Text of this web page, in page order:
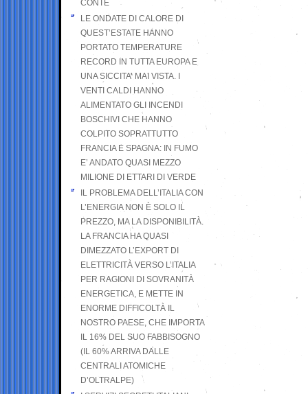
CONTE
LE ONDATE DI CALORE DI
QUEST’ESTATE HANNO
PORTATO TEMPERATURE
RECORD IN TUTTA EUROPA E
UNA SICCITA’ MAI VISTA. I
VENTI CALDI HANNO
ALIMENTATO GLI INCENDI
BOSCHIVI CHE HANNO
COLPITO SOPRATTUTTO
FRANCIA E SPAGNA: IN FUMO
E’ ANDATO QUASI MEZZO
MILIONE DI ETTARI DI VERDE
IL PROBLEMA DELL’ITALIA CON
L’ENERGIA NON È SOLO IL
PREZZO, MA LA DISPONIBILITÀ.
LA FRANCIA HA QUASI
DIMEZZATO L’EXPORT DI
ELETTRICITÀ VERSO L’ITALIA
PER RAGIONI DI SOVRANITÀ
ENERGETICA, E METTE IN
ENORME DIFFICOLTÀ IL
NOSTRO PAESE, CHE IMPORTA
IL 16% DEL SUO FABBISOGNO
(IL 60% ARRIVA DALLE
CENTRALI ATOMICHE
D’OLTRALPE)